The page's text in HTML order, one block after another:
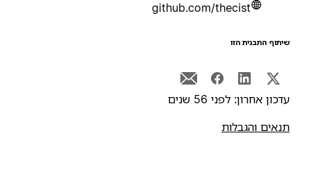
github.com/thecist
התבנית הזו
אחרון: לפני 56 שנים
והגבלות